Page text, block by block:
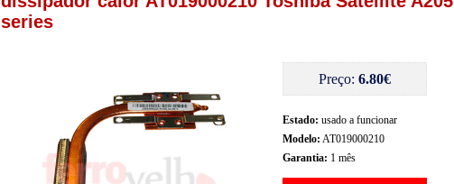
series
Preço: 6.80€
Estado: usado a funcionar
Modelo: AT019000210
Garantia: 1 mês